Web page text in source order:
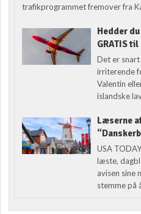
trafikprogrammet fremover fra
Hedder
GRATIS
Det er
irriterende
Valentin
islandske
Læserne
USA
læste,
avisen sine
stemme på